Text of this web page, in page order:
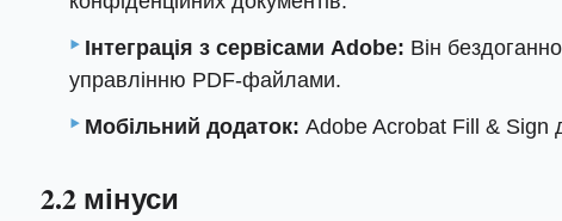
Інтеграція з сервісами Adobe: Він
управлінню PDF-файлами.
Мобільний додаток: Adobe Acrobat Fill & Sign
2.2 мінуси